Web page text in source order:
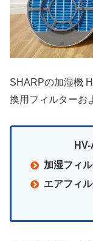
SHARPの加湿機
換用フィルターお
加湿フィ
エアフィ